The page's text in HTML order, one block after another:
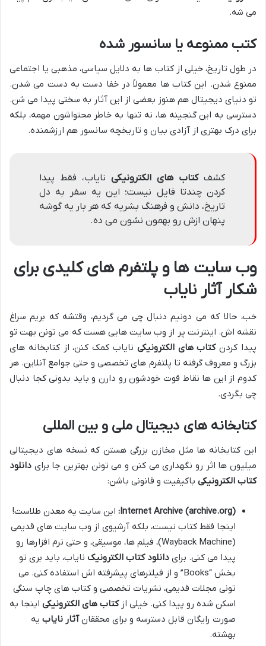
می شه.
کتب ممنوعه یا سانسور شده
در طول تاریخ، خیلی از کتاب ها به دلایل سیاسی، مذهبی یا اجتماعی
ممنوع شدن. این کتاب ها معمولاً در خفا دست به دست می شدن.
تو دنیای دیجیتال هم هنوز بعضی از این آثار به سختی پیدا می شن.
دسترسی به این گنجینه ها، نه تنها به خاطر محتواشون مهمه، بلکه
برای درک بهتری از آزادی بیان و تاریخچه سانسور هم ارزشمنده.
کشفکتاب های الکترونیکی نایاب، فقط پیدا
کردن چندتا فایل نیست؛ این یه سفر به دل
تاریخ، دانش و فرهنگ بشریه که هر بار یه گوشه
پنهان ازش رو بهمون نشون می ده.
وب سایت ها و پلتفرم های کلیدی برای
شکار آثار نایاب
خب، حالا که می دونیم دنبال چی می گردیم، وقتشه که بریم سراغ
نقشه اش. اینترنت پر از وب سایت هایی هست که می تونن بهت تو
پیدا کردنکتاب های الکترونیکی نایاب کمک کنن، از کتابخانه های
بزرگ و معروف گرفته تا پلتفرم های تخصصی و حتی جوامع آنلاین. هر
کدوم از این ها نقاط قوت خودشون رو دارن و باید بدونی کجا دنبال
چی بگردی.
کتابخانه های دیجیتال ملی و بین المللی
این کتابخانه ها مثل مخازن بزرگی هستن که نسخه های دیجیتالی
میلیون ها اثر رو نگهداری می کنن و می تونن بهترین جا برای دانلود
کتاب الکترونیکی باکیفیت و قانونی باشن:
Internet Archive (archive.org): این سایت یه معدن طلاست!
اینجا فقط کتاب نیست، بلکه آرشیوی از وب سایت های قدیمی
(Wayback Machine)، فیلم ها، موسیقی، و حتی نرم افزارها رو
پیدا می کنی. برای دانلود کتاب الکترونیک نایاب، باید بری تو
بخش “Books” و از فیلترهای پیشرفته اش استفاده کنی. می
تونی مجلات قدیمی، نشریات تخصصی و کتاب های چاپ سنگی
اسکن شده رو پیدا کنی. خیلی ازکتاب های الکترونیکی اینجا به
صورت رایگان قابل دسترسه و برای محققانآثار نایاب یه
بهشته.